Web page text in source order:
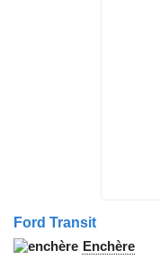
Ford Transit
Enchère